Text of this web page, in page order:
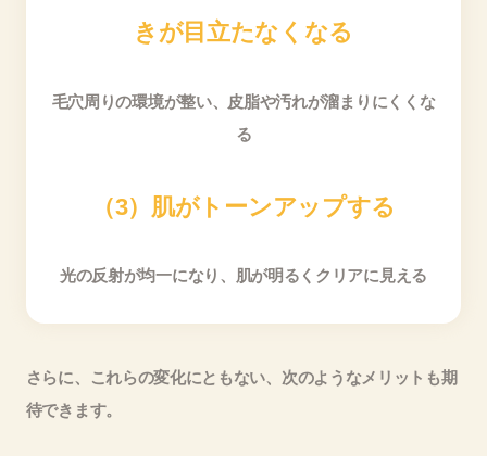
きが目立たなくなる
毛穴周りの環境が整い​​、皮脂や汚れが溜まりにくくな
る​​
（3）肌がトーンアップする
光の反射が均一になり、肌が明るくクリアに見える
さらに、これらの変化にともない、次のようなメリットも期
待できます。